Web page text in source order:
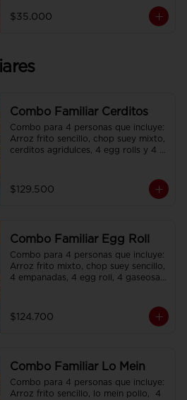
$35.000
Combo Familiar Cerditos
Combo para 4 personas que incluye:
Arroz frito sencillo, chop suey mixto,
cerditos agridulces, 4 egg rolls y 4
$129.500
Combo Familiar Egg Roll
Combo para 4 personas que incluye:
Arroz frito mixto, chop suey sencillo,
4 empanadas, 4 egg roll, 4 gaseosas,
$124.700
Combo Familiar Lo Mein
Combo para 4 personas que incluye:
Arroz frito sencillo, lo mein pollo,  4